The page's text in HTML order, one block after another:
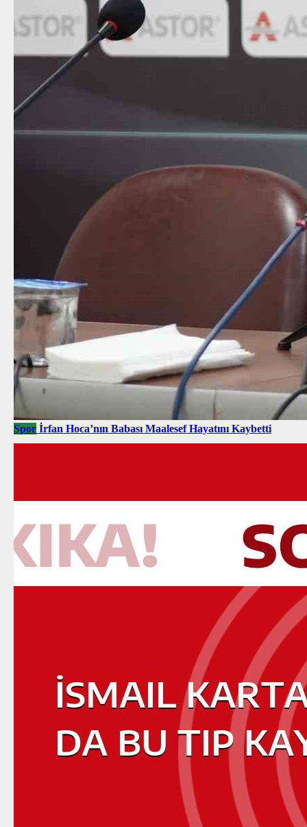
Spor İrfan Hoca’nın Babası Maalesef Hayatını Kaybetti